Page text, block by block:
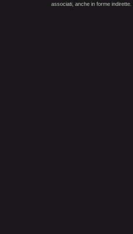
associati, anche in forme indirette.